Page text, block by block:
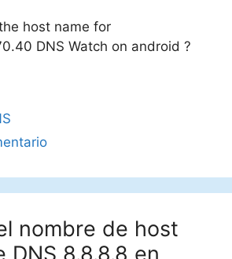
host name for
DNS Watch on android ?
nombre de host